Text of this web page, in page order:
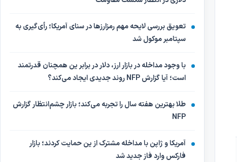
تعویق بررسی لایحه مهم رمزارزها در سنای آمریکا؛ رأی‌گیری به
سپتامبر موکول شد
با وجود مداخله در بازار ارز، دلار در برابر ین همچنان قدرتمند
است؛ آیا گزارش NFP روند جدیدی ایجاد می‌کند؟
طلا بهترین هفته سال را تجربه می‌کند؛ بازار چشم‌انتظار گزارش
NFP
آمریکا و ژاپن با مداخله مشترک از ین حمایت کردند؛ بازار
فارکس وارد فاز جدید شد